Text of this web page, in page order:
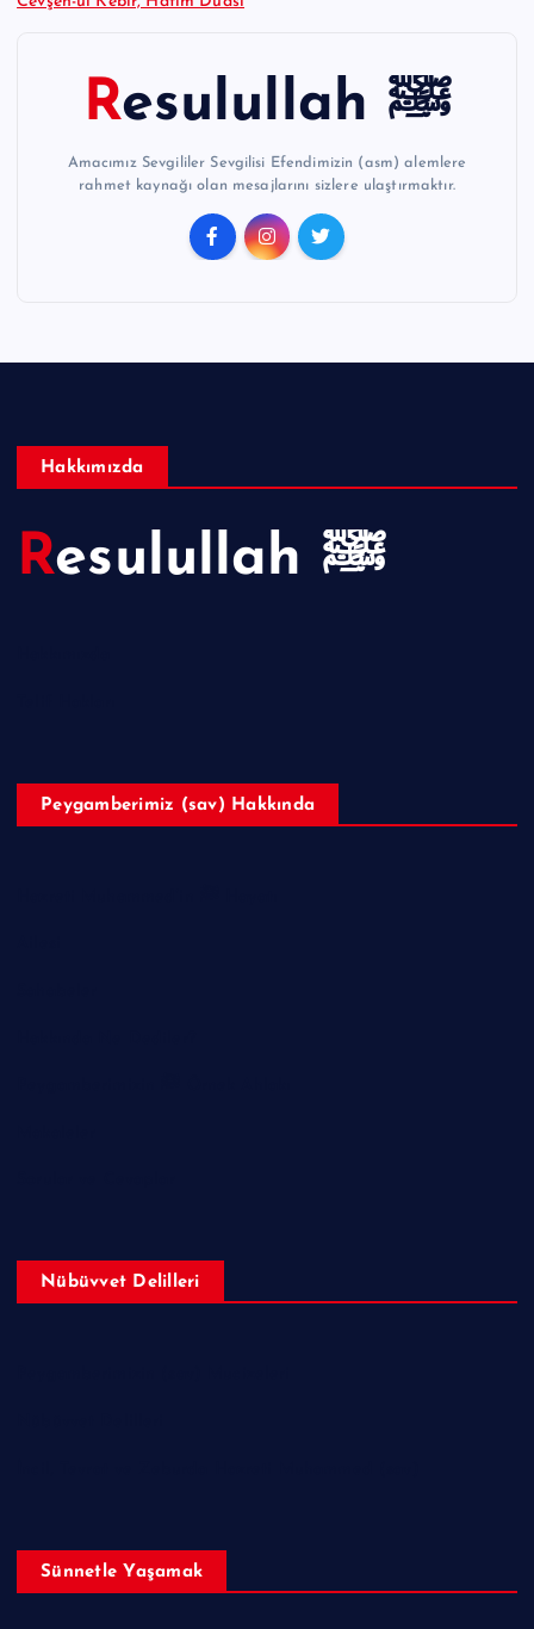
Resulullah ﷺ
Amacımız Sevgililer Sevgilisi Efendimizin (asm) alemlere
rahmet kaynağı olan mesajlarını sizlere ulaştırmaktır.
Hakkımızda
Resulullah ﷺ
Peygamberimiz (sav) Hakkında
Nübüvvet Delilleri
Sünnetle Yaşamak